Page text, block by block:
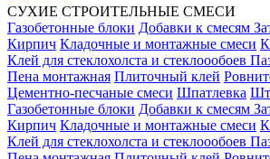
СУХИЕ СТРОИТЕЛЬНЫЕ СМЕСИ
Газобетонные блоки Добавки к смесям
Кирпич Кладочные и монтажные смеси
Клей для стеклохолста и стеклоообоев
Пена монтажная Плиточный клей
Цементно-песчаные смеси Шпатлевка
Газобетонные блоки Добавки к смесям
Кирпич Кладочные и монтажные смеси
Клей для стеклохолста и стеклоообоев